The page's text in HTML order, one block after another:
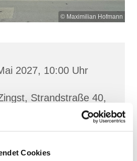
Cookies
© Maximilian Hofmann
2027, 10:00 Uhr
Strandstraße 40,